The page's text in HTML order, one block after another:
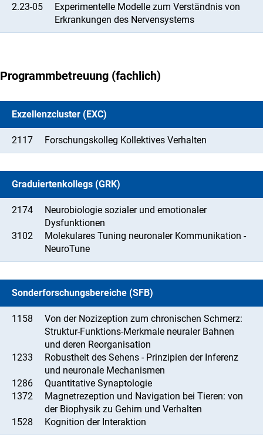
2.23-05
Experimentelle Modelle zum Verständnis von
Erkrankungen des Nervensystems
Programmbetreuung (fachlich)
Exzellenzcluster (EXC)
2117 Forschungskolleg Kollektives Verhalten
Graduiertenkollegs (GRK)
2174
Neurobiologie sozialer und emotionaler
Dysfunktionen
3102
Molekulares Tuning neuronaler Kommunikation -
NeuroTune
Sonderforschungsbereiche (SFB)
1158
Von der Nozizeption zum chronischen Schmerz:
Struktur-Funktions-Merkmale neuraler Bahnen
und deren Reorganisation
1233
Robustheit des Sehens - Prinzipien der Inferenz
und neuronale Mechanismen
1286
Quantitative Synaptologie
1372
Magnetrezeption und Navigation bei Tieren: von
der Biophysik zu Gehirn und Verhalten
1528
Kognition der Interaktion